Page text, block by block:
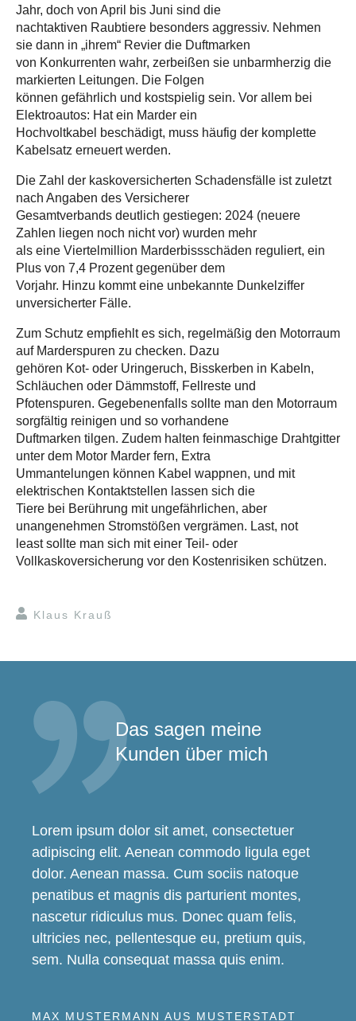
Jahr, doch von April bis Juni sind die
nachtaktiven Raubtiere besonders aggressiv. Nehmen
sie dann in „ihrem“ Revier die Duftmarken
von Konkurrenten wahr, zerbeißen sie unbarmherzig die
markierten Leitungen. Die Folgen
können gefährlich und kostspielig sein. Vor allem bei
Elektroautos: Hat ein Marder ein
Hochvoltkabel beschädigt, muss häufig der komplette
Kabelsatz erneuert werden.
Die Zahl der kaskoversicherten Schadensfälle ist zuletzt
nach Angaben des Versicherer
Gesamtverbands deutlich gestiegen: 2024 (neuere
Zahlen liegen noch nicht vor) wurden mehr
als eine Viertelmillion Marderbissschäden reguliert, ein
Plus von 7,4 Prozent gegenüber dem
Vorjahr. Hinzu kommt eine unbekannte Dunkelziffer
unversicherter Fälle.
Zum Schutz empfiehlt es sich, regelmäßig den Motorraum
auf Marderspuren zu checken. Dazu
gehören Kot- oder Uringeruch, Bisskerben in Kabeln,
Schläuchen oder Dämmstoff, Fellreste und
Pfotenspuren. Gegebenenfalls sollte man den Motorraum
sorgfältig reinigen und so vorhandene
Duftmarken tilgen. Zudem halten feinmaschige Drahtgitter
unter dem Motor Marder fern, Extra
Ummantelungen können Kabel wappnen, und mit
elektrischen Kontaktstellen lassen sich die
Tiere bei Berührung mit ungefährlichen, aber
unangenehmen Stromstößen vergrämen. Last, not
least sollte man sich mit einer Teil- oder
Vollkaskoversicherung vor den Kostenrisiken schützen.
Klaus Krauß
Das sagen meine
Kunden über mich
Lorem ipsum dolor sit amet, consectetuer
adipiscing elit. Aenean commodo ligula eget
dolor. Aenean massa. Cum sociis natoque
penatibus et magnis dis parturient montes,
nascetur ridiculus mus. Donec quam felis,
ultricies nec, pellentesque eu, pretium quis,
sem. Nulla consequat massa quis enim.
MAX MUSTERMANN AUS MUSTERSTADT